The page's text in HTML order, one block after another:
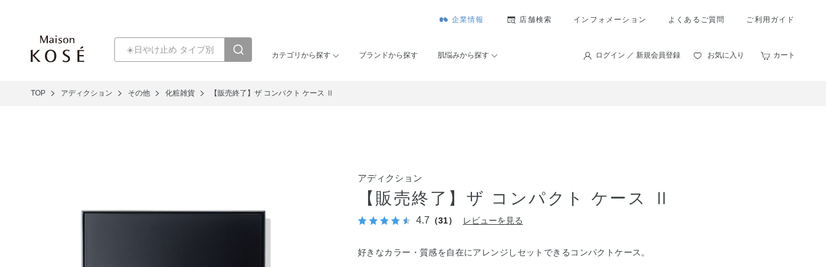
企業情報 店舗検索 インフォメーション よくあるご質問 ご利用ガイド
カテゴリから探す ブランドから探す 肌悩みから探す ログイン ／ 新規会員登録 お気に入り カート
TOP アディクション その他 化粧雑貨 【販売終了】ザ コンパクト ケース Ⅱ
アディクション
【販売終了】ザ コンパクト ケース Ⅱ
4.7 （31） レビューを見る
好きなカラー・質感を自在にアレンジしセットできるコンパクトケース。